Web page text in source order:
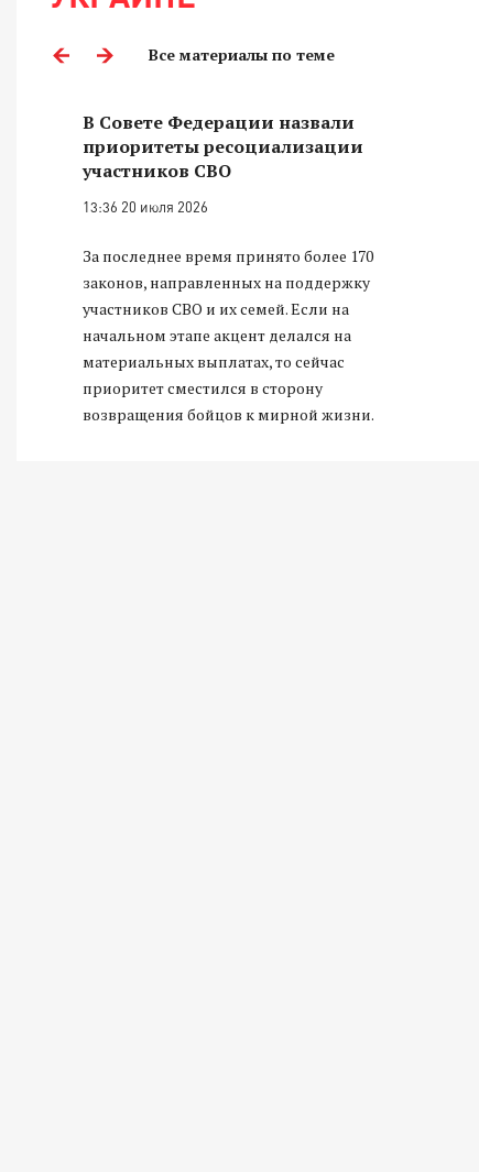
Все материалы по теме
В Совете Федерации назвали
приоритеты ресоциализации
участников СВО
13:36 20 июля 2026
За последнее время принято более 170
законов, направленных на поддержку
участников СВО и их семей. Если на
начальном этапе акцент делался на
материальных выплатах, то сейчас
приоритет сместился в сторону
возвращения бойцов к мирной жизни.